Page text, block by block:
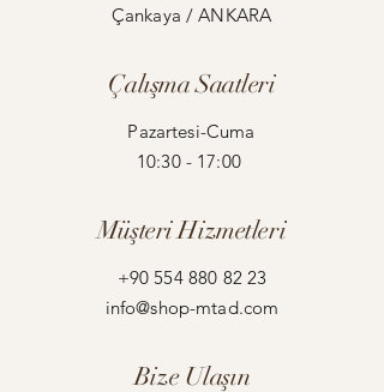
Çankaya / ANKARA
Çalışma Saatleri
Pazartesi-Cuma
10:30 - 17:00
Müşteri Hizmetleri
+90 554 880 82 23
info@shop-mtad.com
Bize Ulaşın